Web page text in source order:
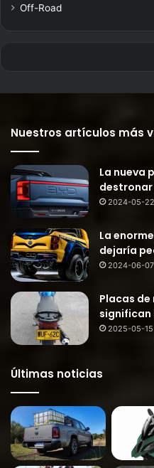
Off-Road
Nuestros artículos más
La nueva
destronar
2024-05-22
La
dejaría
2024-06-07
Placas
significan
2025-05-15
Últimas noticias